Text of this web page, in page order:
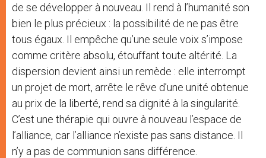
de se développer à nouveau. Il rend à l’humanité son
bien le plus précieux : la possibilité de ne pas être
tous égaux. Il empêche qu’une seule voix s’impose
comme critère absolu, étouffant toute altérité. La
dispersion devient ainsi un remède : elle interrompt
un projet de mort, arrête le rêve d’une unité obtenue
au prix de la liberté, rend sa dignité à la singularité.
C’est une thérapie qui ouvre à nouveau l’espace de
l’alliance, car l’alliance n’existe pas sans distance. Il
n’y a pas de communion sans différence.